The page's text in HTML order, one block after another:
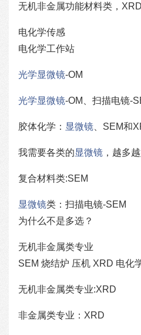
无机非金属功能材料类，
电化学传感
电化学工作站
光学显微镜-OM
光学显微镜-OM、扫描电镜-
胶体化学： 显微镜 、SEM和
我需要各类的显微镜 ，越多
复合材料类:SEM
显微镜类：扫描电镜-SEM
为什么不是多选？
无机非金属类专业
SEM 烧结炉 压机 XRD 电化
无机非金属类专业:XRD
非金属类专业：XRD